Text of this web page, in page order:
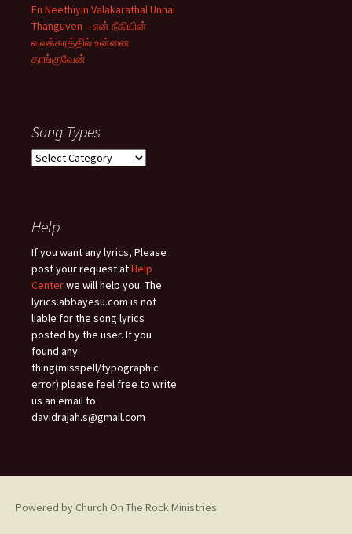
En Neethiyin Valakarathal Unnai
Thanguven – என் நீதியின்
வலக்கரத்தில் உன்னை
தாங்குவேன்
Song Types
Song
Help
If you want any lyrics, Please
post your request atHelp
Centerwe will help you. The
lyrics.abbayesu.com is not
liable for the song lyrics
posted by the user. If you
found any
thing(misspell/typographic
error) please feel free to write
us an email to
davidrajah.s@gmail.com
Powered by Church On The Rock Ministries